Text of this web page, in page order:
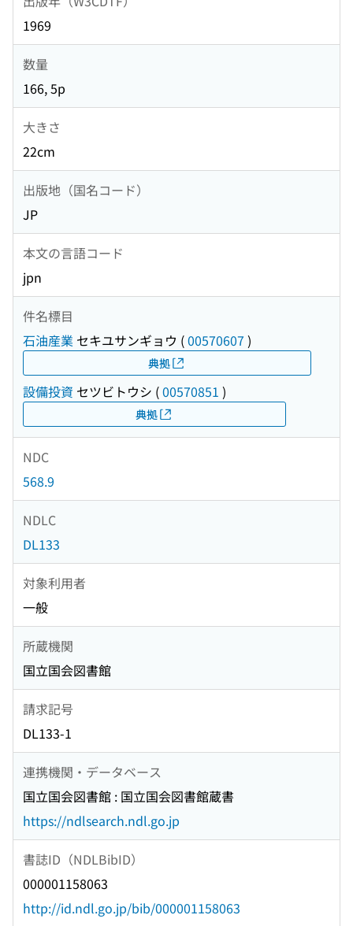
1969
数量
166, 5p
大きさ
22cm
出版地（国名コード）
JP
本文の言語コード
jpn
件名標目
石油産業 セキユサンギョウ (00570607 )
典拠
設備投資 セツビトウシ (00570851 )
典拠
NDC
568.9
NDLC
DL133
対象利用者
一般
所蔵機関
国立国会図書館
請求記号
DL133-1
連携機関・データベース
国立国会図書館 : 国立国会図書館蔵書
https://ndlsearch.ndl.go.jp
書誌ID（NDLBibID）
000001158063
http://id.ndl.go.jp/bib/000001158063